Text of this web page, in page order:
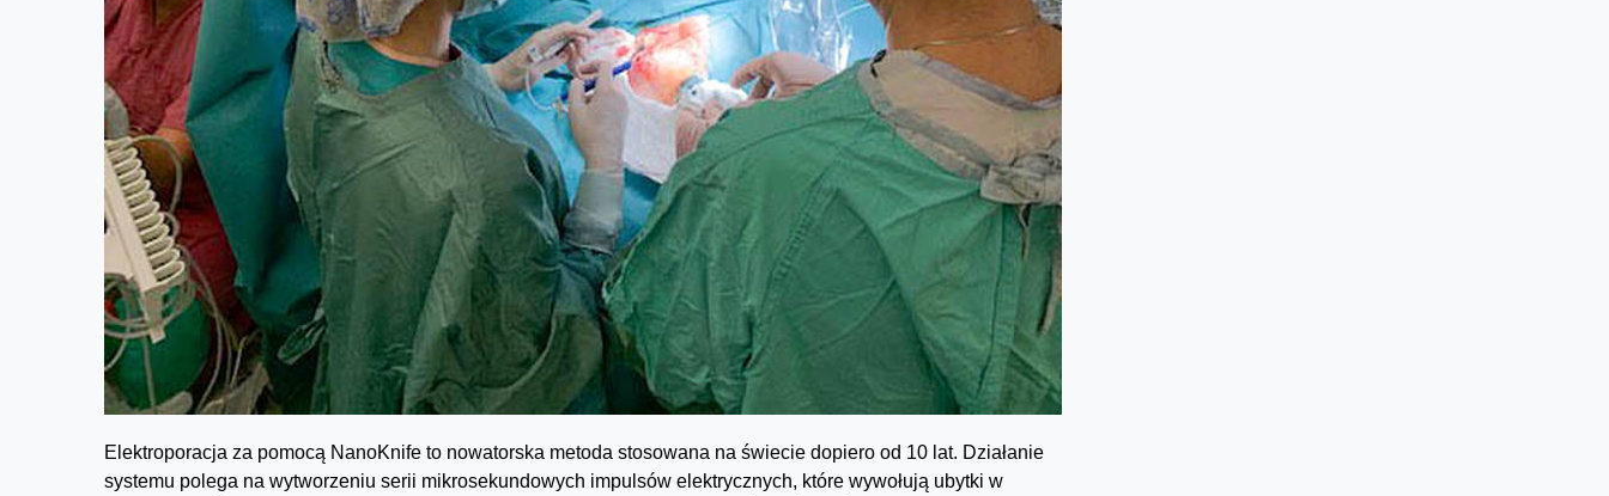
Elektroporacja za pomocą NanoKnife to nowatorska metoda stosowana na świecie dopiero od 10 lat. Działanie
systemu polega na wytworzeniu serii mikrosekundowych impulsów elektrycznych, które wywołują ubytki w